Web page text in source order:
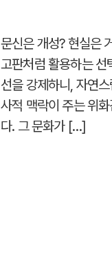
문신은 개성? 현실은
고판처럼 활용하는 선
선을 강제하니, 자연
사적 맥락이 주는 위
다. 그 문화가 […]